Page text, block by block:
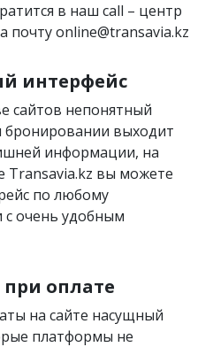
в наш call – центр
почту online@transavia.kz
интерфейс
сайтов непонятный
бронировании выходит
информации, на
Transavia.kz вы можете
по любому
очень удобным
оплате
на сайте насущный
платформы не